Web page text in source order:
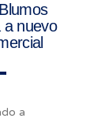
a nuevo
a